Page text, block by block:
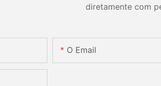
diretamente com
O Email